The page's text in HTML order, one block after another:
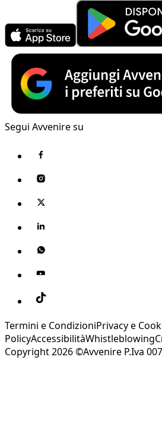
Segui Avvenire su
Termini e CondizioniPrivacy e
PolicyAccessibilitàWhistleblowing
Copyright 2026 ©Avvenire P.Iva